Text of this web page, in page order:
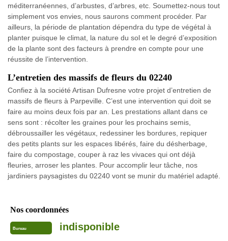
méditerranéennes, d’arbustes, d’arbres, etc. Soumettez-nous tout
simplement vos envies, nous saurons comment procéder. Par
ailleurs, la période de plantation dépendra du type de végétal à
planter puisque le climat, la nature du sol et le degré d’exposition
de la plante sont des facteurs à prendre en compte pour une
réussite de l’intervention.
L’entretien des massifs de fleurs du 02240
Confiez à la société Artisan Dufresne votre projet d’entretien de
massifs de fleurs à Parpeville. C’est une intervention qui doit se
faire au moins deux fois par an. Les prestations allant dans ce
sens sont : récolter les graines pour les prochains semis,
débroussailler les végétaux, redessiner les bordures, repiquer
des petits plants sur les espaces libérés, faire du désherbage,
faire du compostage, couper à raz les vivaces qui ont déjà
fleuries, arroser les plantes. Pour accomplir leur tâche, nos
jardiniers paysagistes du 02240 vont se munir du matériel adapté.
Nos coordonnées
Bureau indisponible